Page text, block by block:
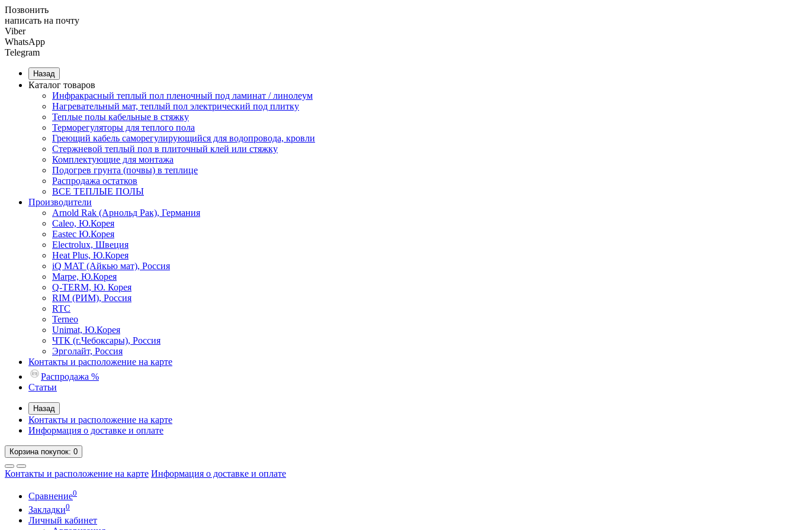
Позвонить
написать на почту
Viber
WhatsApp
Telegram
Назад
Каталог товаров
Инфракрасный теплый пол пленочный под ламинат / линолеум
Нагревательный мат, теплый пол электрический под плитку
Теплые полы кабельные в стяжку
Терморегуляторы для теплого пола
Греющий кабель саморегулирующийся для водопровода, кровли
Cтержневой теплый пол в плиточный клей или стяжку
Комплектующие для монтажа
Подогрев грунта (почвы) в теплице
Распродажа остатков
ВСЕ ТЕПЛЫЕ ПОЛЫ
Производители
Arnold Rak (Арнольд Рак), Германия
Caleo, Ю.Корея
Eastec Ю.Корея
Electrolux, Швеция
Heat Plus, Ю.Корея
iQ MAT (Айкью мат), Россия
Marpe, Ю.Корея
Q-TERM, Ю. Корея
RIM (РИМ), Россия
RTC
Terneo
Unimat, Ю.Корея
ЧТК (г.Чебоксары), Россия
Эрголайт, Россия
Контакты и расположение на карте
Распродажа %
Статьи
Назад
Контакты и расположение на карте
Информация о доставке и оплате
Корзинапокупок: 0
Контакты и расположение на карте Информация о доставке и оплате
Сравнение0
Закладки0
Личный кабинет